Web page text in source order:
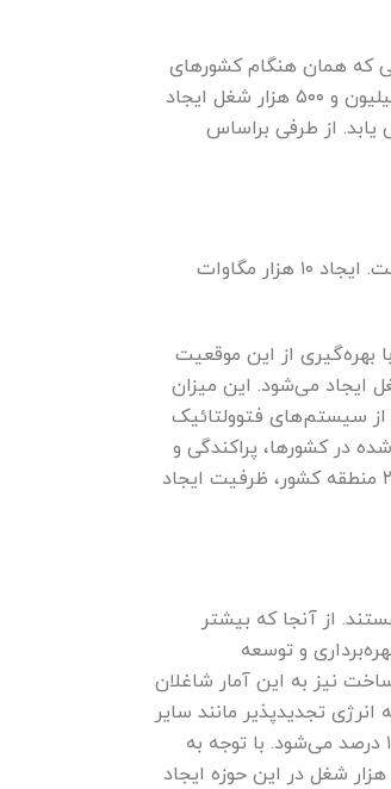
که همان هنگام کشور‌های
پیشرفته و در حال توسعه سخت مشغول گسترش انرژی‌های تجدیدپذیر بودند، تنها کشور چین در سال ۲۰۱۵ توانست از این بخش یک میلیون و ۵۰۰ هزار شغل ایجاد
یابد. از طرفی براساس
حالا دولت سیزدهم با توجه به راهبرد خروج کشور از اقتصاد تک محصولی، توسعه انرژی‌های تجدید‌پذیر را در دستورکار خود قرار داده است. ایجاد ۱۰ هزار مگاوات
بهره‌گیری از این موقعیت
را فراهم کند. تحقیقات نشان می‌دهد، در حوزه برق خورشیدی به ازای تولید هر مگاوات برای ۱۵ نفر شغل ایجاد می‌شود. این میزان
سیستم‌های فتوولتائیک
در کشورها، پراکندگی و
فرهنگ کار می‌تواند تا سه برابر مقدار متوسط باشد. مطالعات اولیه سازمان انرژی تجدیدپذیر نشان می‌دهد که در ۴۵ سایت متعلق به ۲۶ منطقه کشور، ظرفیت ایجاد
از آنجا که بیشتر
و توسعه
نیز به این آمار شاغلان
تجدیدپذیر مانند سایر
کشور‌ها تا سال ۲۰۳۰ اتفاق بیفتد، با دو برابر شدن سهم انرژی‌های تجدیدپذیر در جهان، تراز تجاری ایران با رشد مثبت در حدود ۰.۹ تا ۱.۶ درصد می‌شود. با توجه به
موقعیت مناسب ایران به لحاظ توسعه انرژی‌های تجدیدپذیر، براساس محاسبات صورت گرفته دولت می‌تواند در طی ۴ سال حداقل ۴۵۰ هزار شغل در این حوزه ایجاد